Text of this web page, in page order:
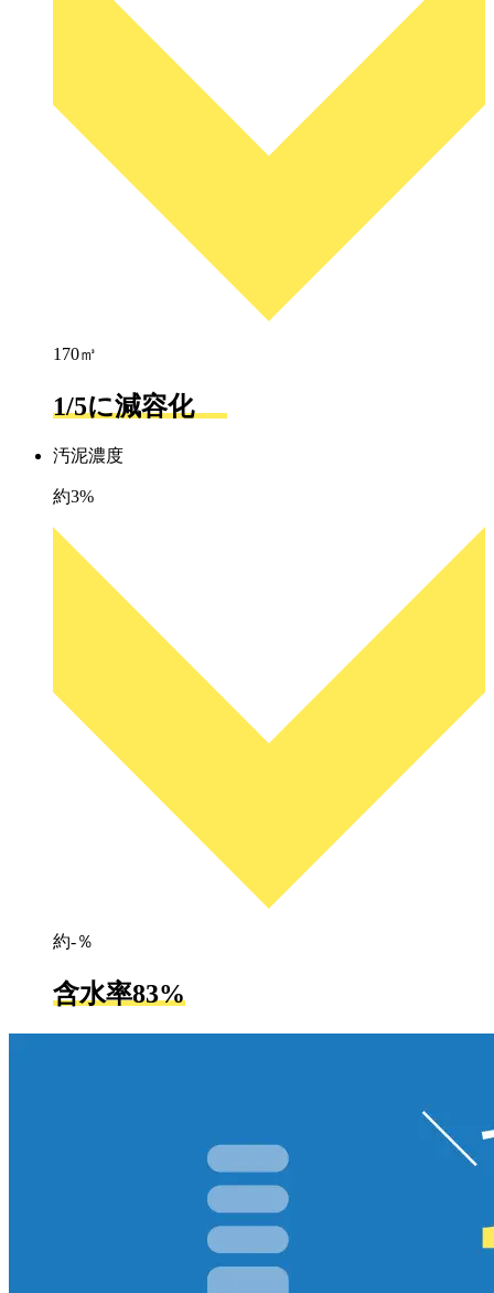
170㎥
1/5に減容化
汚泥濃度
約3%
約-％
含水率83%